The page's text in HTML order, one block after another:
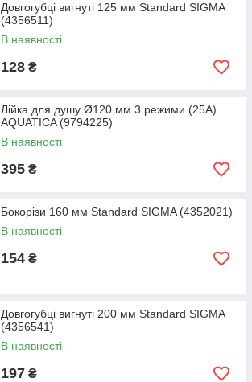
Довгогубці вигнуті 125 мм Standard SIGMA
(4356511)
В наявності
128 ₴
Лійка для душу Ø120 мм 3 режими (25A)
AQUATICA (9794225)
В наявності
395 ₴
Бокорізи 160 мм Standard SIGMA (4352021)
В наявності
154 ₴
Довгогубці вигнуті 200 мм Standard SIGMA
(4356541)
В наявності
197 ₴